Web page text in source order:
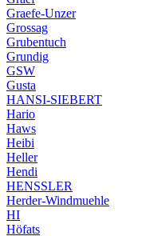
Graefe-Unzer
Grossag
Grubentuch
Grundig
GSW
Gusta
HANSI-SIEBERT
Hario
Haws
Heibi
Heller
Hendi
HENSSLER
Herder-Windmuehle
HI
Höfats